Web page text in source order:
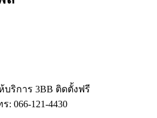
บริการ 3BB ติดตั้งฟรี
: 066-121-4430